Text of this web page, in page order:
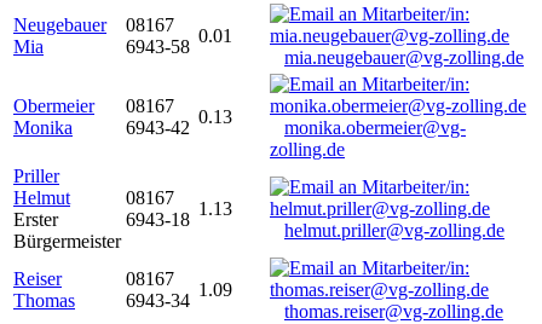
Neugebauer
Mia
08167
6943-58
0.01
mia.neugebauer@vg-zolling.de
Obermeier
Monika
08167
6943-42
0.13
monika.obermeier@vg-
zolling.de
Priller
Helmut
Erster
Bürgermeister
08167
6943-18
1.13
helmut.priller@vg-zolling.de
Reiser
Thomas
08167
6943-34
1.09
thomas.reiser@vg-zolling.de